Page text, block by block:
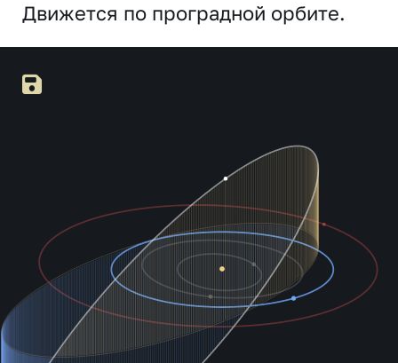
Движется по проградной орбите.